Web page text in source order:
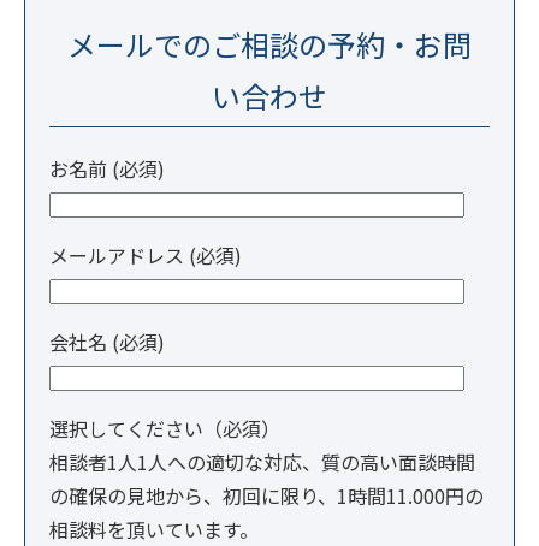
メールでのご相談の予約・お問
い合わせ
お名前 (必須)
メールアドレス (必須)
会社名 (必須)
選択してください（必須）
相談者1人1人への適切な対応、質の高い面談時間
の確保の見地から、初回に限り、1時間11.000円の
相談料を頂いています。